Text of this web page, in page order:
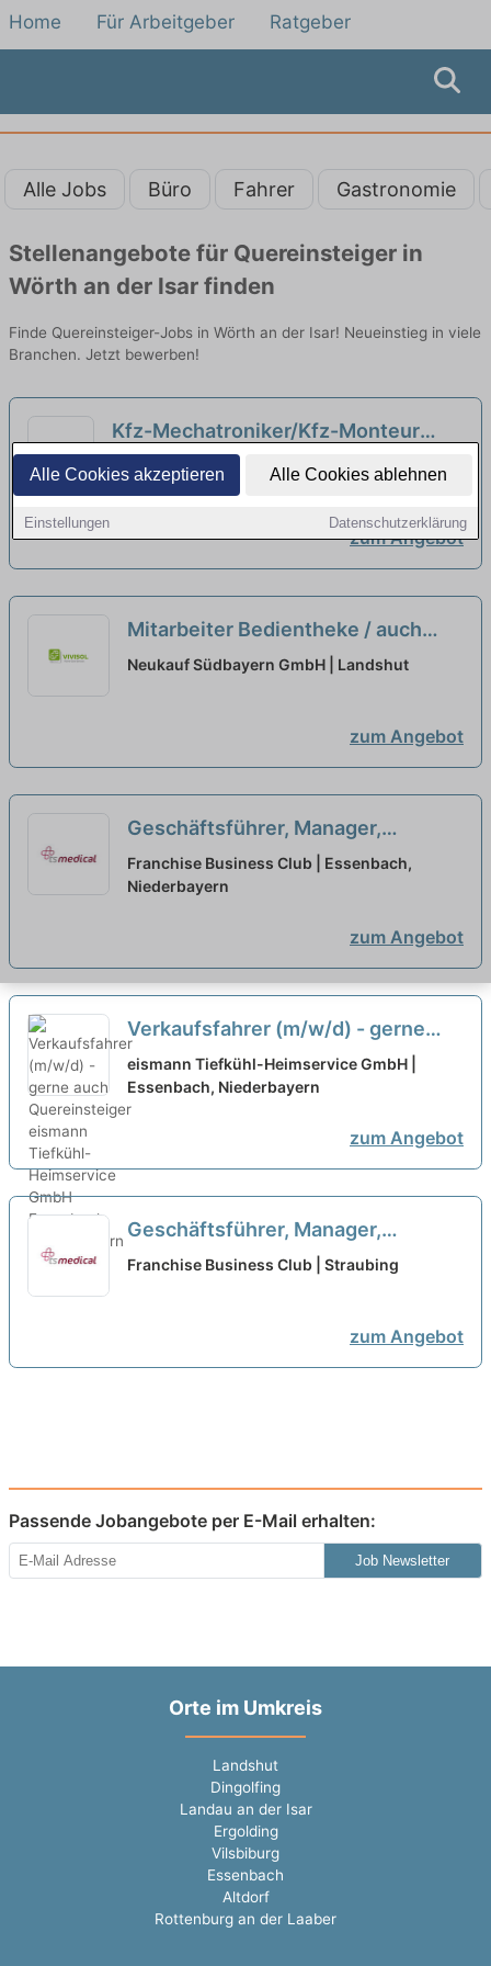
Alle Cookies akzeptieren Alle Cookies ablehnen
Einstellungen Datenschutzerklärung
Home Für Arbeitgeber Ratgeber
Alle Jobs Büro Fahrer Gastronomie
Stellenangebote für Quereinsteiger in
Wörth an der Isar finden
Finde Quereinsteiger-Jobs in Wörth an der Isar! Neueinstieg in viele
Branchen. Jetzt bewerben!
Kfz-Mechatroniker/Kfz-Monteur
(w/m/d) Fahrzeugglas in Landshut -
auch für Quereinsteiger - 357
Carglass GmbH | Landshut
zum Angebot
Mitarbeiter Bedientheke / auch
Quereinsteiger (m/w/d) neu
Neukauf Südbayern GmbH | Landshut
zum Angebot
Geschäftsführer, Manager,
Quereinsteiger, Macher als
Franchisepartner in Essen
Franchise Business Club | Essenbach,
Niederbayern
zum Angebot
Verkaufsfahrer (m/w/d) - gerne
auch Quereinsteiger neu
eismann Tiefkühl-Heimservice GmbH |
Essenbach, Niederbayern
zum Angebot
Geschäftsführer, Manager,
Quereinsteiger, Macher als
Franchise Business Club | Straubing
zum Angebot
Passende Jobangebote per E-Mail erhalten:
Job Newsletter
Orte im Umkreis
Landshut
Dingolfing
Landau an der Isar
Ergolding
Vilsbiburg
Essenbach
Altdorf
Rottenburg an der Laaber